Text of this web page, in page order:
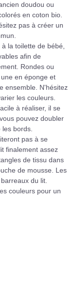
doudou ou
en coton bio.
pas à créer un
la toilette de bébé,
afin de
Rondes ou
en éponge et
ensemble. N'hésitez
les couleurs.
à réaliser, il se
pouvez doubler
bords.
pas à se
finalement assez
de tissu dans
de mousse. Les
du lit.
couleurs pour un